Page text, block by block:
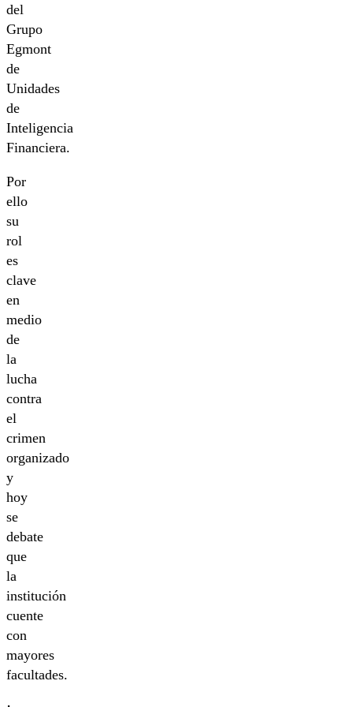
del
Grupo
Egmont
de
Unidades
de
Inteligencia
Financiera.
Por
ello
su
rol
es
clave
en
medio
de
la
lucha
contra
el
crimen
organizado
y
hoy
se
debate
que
la
institución
cuente
con
mayores
facultades.